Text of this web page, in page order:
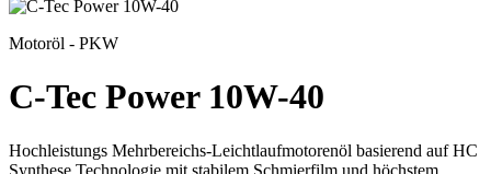
Motoröl - PKW
C-Tec Power 10W-40
Hochleistungs Mehrbereichs-Leichtlaufmotorenöl basierend auf HC
Synthese Technologie mit stabilem Schmierfilm und höchstem